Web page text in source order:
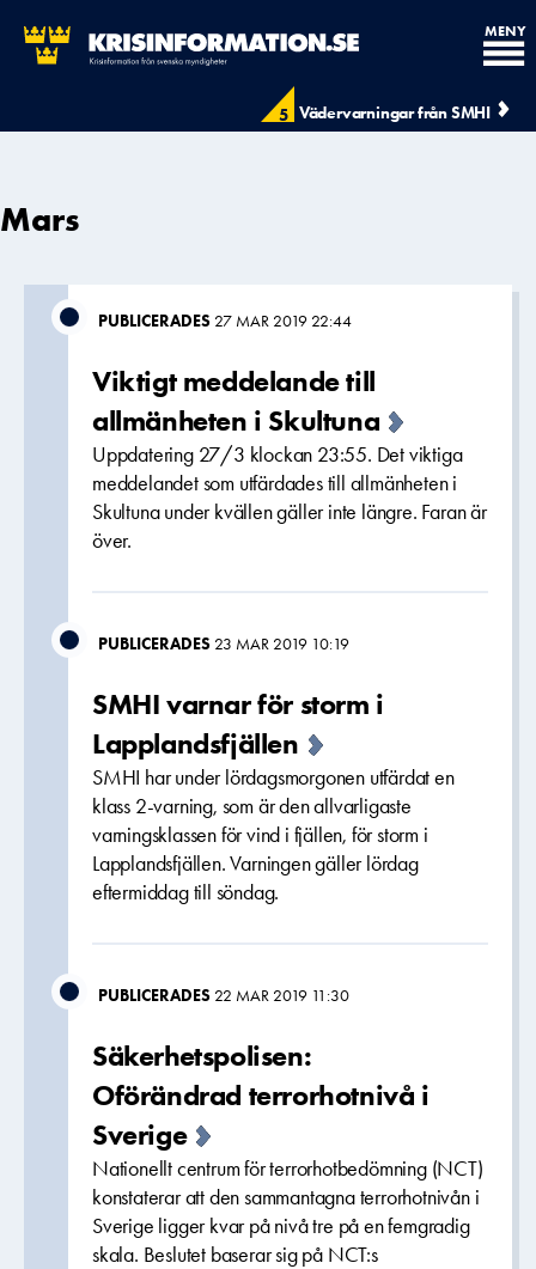
5 Vädervarningar från SMHI
MENY
Mars
PUBLICERADES 27 MAR 2019 22:44
Viktigt meddelande till
allmänheten i Skultuna
Uppdatering 27/3 klockan 23:55. Det viktiga
meddelandet som utfärdades till allmänheten i
Skultuna under kvällen gäller inte längre. Faran är
över.
PUBLICERADES 23 MAR 2019 10:19
SMHI varnar för storm i
Lapplandsfjällen
SMHI har under lördagsmorgonen utfärdat en
klass 2-varning, som är den allvarligaste
varningsklassen för vind i fjällen, för storm i
Lapplandsfjällen. Varningen gäller lördag
eftermiddag till söndag.
PUBLICERADES 22 MAR 2019 11:30
Säkerhetspolisen:
Oförändrad terrorhotnivå i
Sverige
Nationellt centrum för terrorhotbedömning (NCT)
konstaterar att den sammantagna terrorhotnivån i
Sverige ligger kvar på nivå tre på en femgradig
skala. Beslutet baserar sig på NCT:s